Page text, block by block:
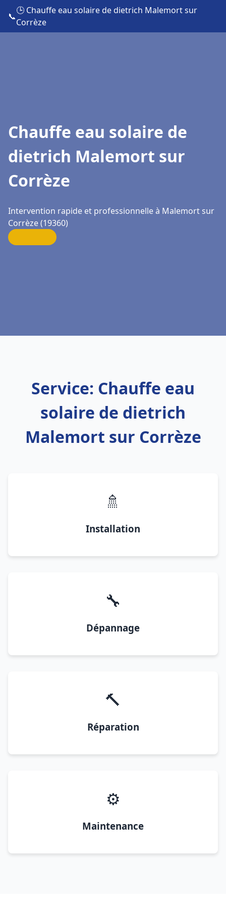
📞
🕒 Chauffe eau solaire de dietrich Malemort sur
Corrèze
Chauffe eau solaire de
dietrich Malemort sur
Corrèze
Intervention rapide et professionnelle à Malemort sur
Corrèze (19360)
Service: Chauffe eau
solaire de dietrich
Malemort sur Corrèze
🚿
Installation
🔧
Dépannage
🔨
Réparation
⚙️
Maintenance